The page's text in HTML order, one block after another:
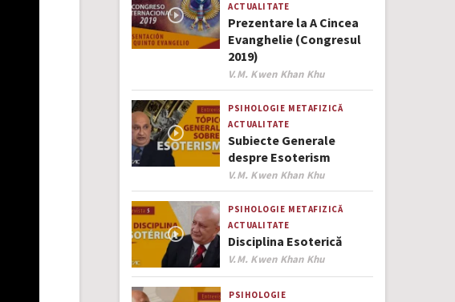
ACTUALITATE
Prezentare la A Cincea
Evanghelie (Congresul
2019)
Author
V.M. Kwen Khan Khu
PSIHOLOGIE METAFIZICĂ
ACTUALITATE
Subiecte Generale
despre Esoterism
Author
V.M. Kwen Khan Khu
PSIHOLOGIE METAFIZICĂ
ACTUALITATE
Disciplina Esoterică
Author
V.M. Kwen Khan Khu
PSIHOLOGIE